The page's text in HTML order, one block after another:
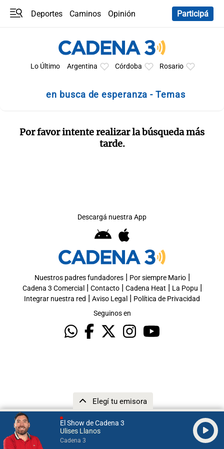
El Show de Cadena 3
Ulises Llanos
Cadena 3
Elegí tu emisora
Deportes Caminos
Opinión
Participá
Lo Último Argentina Córdoba Rosario
en busca de esperanza - Temas
Por favor intente realizar la búsqueda más
tarde.
Descargá nuestra App
Nuestros padres fundadores| Por siempre Mario|
Cadena 3 Comercial | Contacto| Cadena Heat | La Popu |
Integrar nuestra red | Aviso Legal | Política de Privacidad
Seguinos en